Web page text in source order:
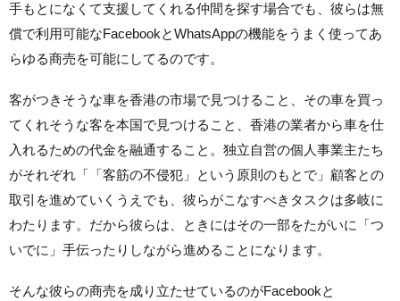
手もとになくて支援してくれる仲間を探す場合でも、彼らは無
償で利用可能なFacebookとWhatsAppの機能をうまく使ってあ
らゆる商売を可能にしてるのです。
客がつきそうな車を香港の市場で見つけること、その車を買っ
てくれそうな客を本国で見つけること、香港の業者から車を仕
入れるための代金を融通すること。独立自営の個人事業主たち
がそれぞれ「「客筋の不侵犯」という原則のもとで」顧客との
取引を進めていくうえでも、彼らがこなすべきタスクは多岐に
わたります。だから彼らは、ときにはその一部をたがいに「つ
いでに」手伝ったりしながら進めることになります。
そんな彼らの商売を成り立たせているのがFacebookと